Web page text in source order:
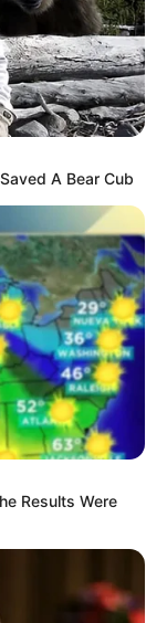
A Bear Cub
Results Were